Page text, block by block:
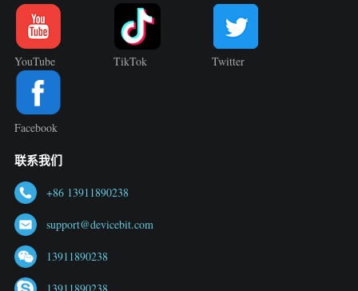
YouTube TikTok Twitter
Facebook
联系我们
+86 13911890238
support@devicebit.com
13911890238